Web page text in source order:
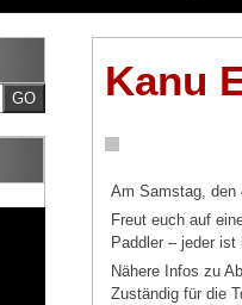
Kanu
Am Samstag, den
Freut euch auf
Paddler – jeder
Nähere Infos zu
Zuständig für die